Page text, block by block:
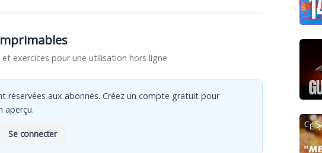
exercices pour une utilisation hors ligne
réservées aux abonnés. Créez un compte gratuit pour
aperçu.
Se connecter